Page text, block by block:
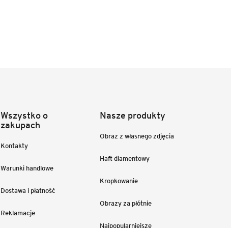
Wszystko o
zakupach
Kontakty
Warunki handlowe
Dostawa i płatność
Reklamacje
Nasze produkty
Obraz z własnego zdjęcia
Haft diamentowy
Kropkowanie
Obrazy za płótnie
Najpopularniejsze